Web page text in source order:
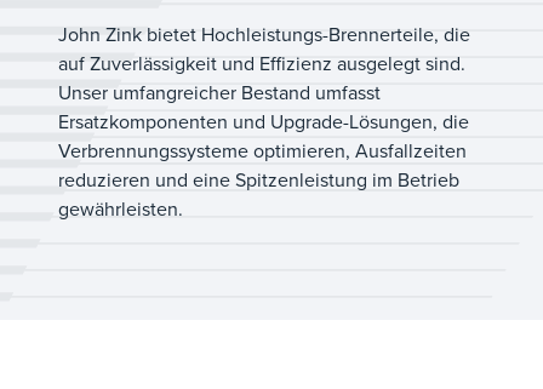
John Zink bietet Hochleistungs-Brennerteile, die
auf Zuverlässigkeit und Effizienz ausgelegt sind.
Unser umfangreicher Bestand umfasst
Ersatzkomponenten und Upgrade-Lösungen, die
Verbrennungssysteme optimieren, Ausfallzeiten
reduzieren und eine Spitzenleistung im Betrieb
gewährleisten.